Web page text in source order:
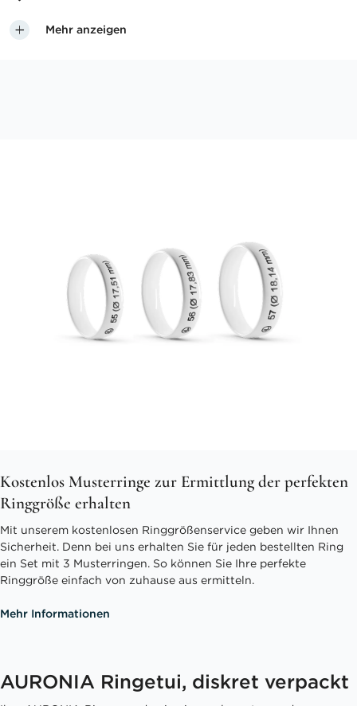
Mehr anzeigen
Kostenlos Musterringe zur Ermittlung der perfekten
Ringgröße erhalten
Mit unserem kostenlosen Ringgrößenservice geben wir Ihnen
Sicherheit. Denn bei uns erhalten Sie für jeden bestellten Ring
ein Set mit 3 Musterringen. So können Sie Ihre perfekte
Ringgröße einfach von zuhause aus ermitteln.
Mehr Informationen
AURONIA Ringetui, diskret verpackt